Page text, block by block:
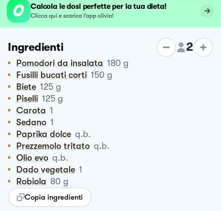
Calcola le dosi perfette per la tua dieta!
Clicca qui e scarica l’app olivia!
Ingredienti 2
Pomodori da insalata 180 g
Fusilli bucati corti 150 g
Biete 125 g
Piselli 125 g
Carota 1
Sedano 1
Paprika dolce q.b.
Prezzemolo tritato q.b.
Olio evo q.b.
Dado vegetale 1
Robiola 80 g
Copia ingredienti